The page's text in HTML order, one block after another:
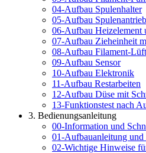
04-Aufbau Spulenhalter
05-Aufbau Spulenantrieb
06-Aufbau Heizelement
07-Aufbau Zieheinheit
08-Aufbau Filament-
09-Aufbau Sensor
10-Aufbau Elektronik
11-Aufbau Restarbeiten
12-Aufbau Düse mit
13-Funktionstest nach
3. Bedienungsanleitung
00-Information und
01-Aufbauanleitung und
02-Wichtige Hinweise